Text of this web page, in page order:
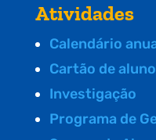
Atividades
Calendário
Cartão de aluno
Investigação
Programa de